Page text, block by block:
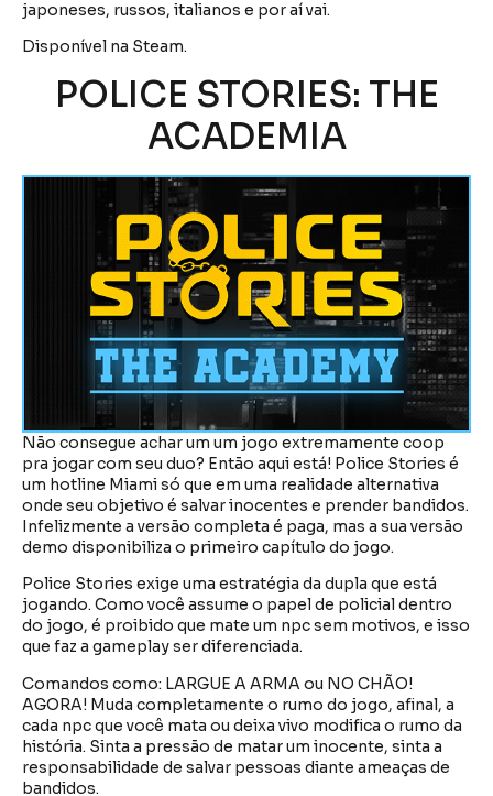
japoneses, russos, italianos e por aí vai.
Disponível na Steam.
POLICE STORIES: THE
ACADEMIA
Não consegue achar um um jogo extremamente coop
pra jogar com seu duo? Então aqui está! Police Stories é
um hotline Miami só que em uma realidade alternativa
onde seu objetivo é salvar inocentes e prender bandidos.
Infelizmente a versão completa é paga, mas a sua versão
demo disponibiliza o primeiro capítulo do jogo.
Police Stories exige uma estratégia da dupla que está
jogando. Como você assume o papel de policial dentro
do jogo, é proibido que mate um npc sem motivos, e isso
que faz a gameplay ser diferenciada.
Comandos como: LARGUE A ARMA ou NO CHÃO!
AGORA! Muda completamente o rumo do jogo, afinal, a
cada npc que você mata ou deixa vivo modifica o rumo da
história. Sinta a pressão de matar um inocente, sinta a
responsabilidade de salvar pessoas diante ameaças de
bandidos.